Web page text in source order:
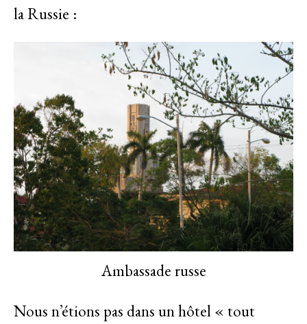
la Russie :
Ambassade russe
Nous n’étions pas dans un hôtel « tout